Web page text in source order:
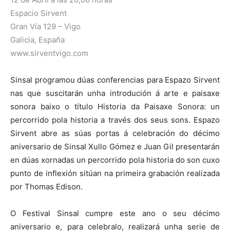
Espacio Sirvent
Gran Vía 129 – Vigo
Galicia, España
www.sirventvigo.com
Sinsal programou dúas conferencias para Espazo Sirvent
nas que suscitarán unha introdución á arte e paisaxe
sonora baixo o título Historia da Paisaxe Sonora: un
percorrido pola historia a través dos seus sons. Espazo
Sirvent abre as súas portas á celebración do décimo
aniversario de Sinsal Xullo Gómez e Juan Gil presentarán
en dúas xornadas un percorrido pola historia do son cuxo
punto de inflexión sitúan na primeira grabación realizada
por Thomas Edison.
O Festival Sinsal cumpre este ano o seu décimo
aniversario e, para celebralo, realizará unha serie de